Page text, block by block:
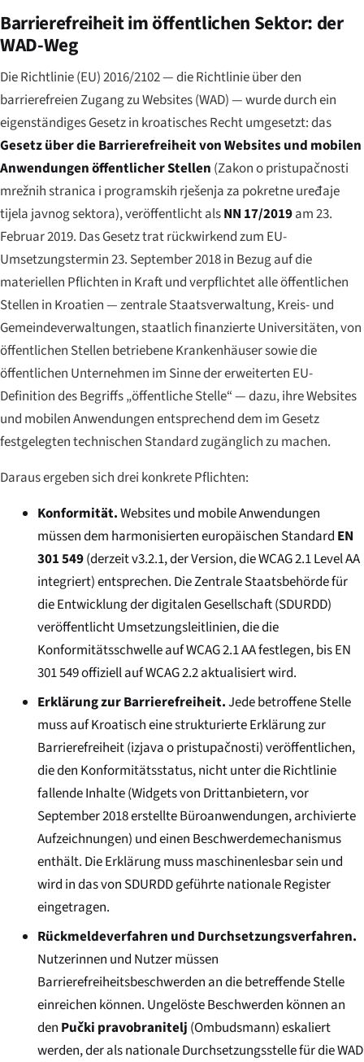
Barrierefreiheit im öffentlichen Sektor: der
WAD-Weg
Die Richtlinie (EU) 2016/2102 — die Richtlinie über den
barrierefreien Zugang zu Websites (WAD) — wurde durch ein
eigenständiges Gesetz in kroatisches Recht umgesetzt: das
Gesetz über die Barrierefreiheit von Websites und mobilen
Anwendungen öffentlicher Stellen (Zakon o pristupačnosti
mrežnih stranica i programskih rješenja za pokretne uređaje
tijela javnog sektora), veröffentlicht alsNN 17/2019am 23.
Februar 2019. Das Gesetz trat rückwirkend zum EU-
Umsetzungstermin 23. September 2018 in Bezug auf die
materiellen Pflichten in Kraft und verpflichtet alle öffentlichen
Stellen in Kroatien — zentrale Staatsverwaltung, Kreis- und
Gemeindeverwaltungen, staatlich finanzierte Universitäten, von
öffentlichen Stellen betriebene Krankenhäuser sowie die
öffentlichen Unternehmen im Sinne der erweiterten EU-
Definition des Begriffs „öffentliche Stelle“ — dazu, ihre Websites
und mobilen Anwendungen entsprechend dem im Gesetz
festgelegten technischen Standard zugänglich zu machen.
Daraus ergeben sich drei konkrete Pflichten:
Konformität.Websites und mobile Anwendungen
müssen dem harmonisierten europäischen Standard EN
301 549(derzeit v3.2.1, der Version, die WCAG 2.1 Level AA
integriert) entsprechen. Die Zentrale Staatsbehörde für
die Entwicklung der digitalen Gesellschaft (SDURDD)
veröffentlicht Umsetzungsleitlinien, die die
Konformitätsschwelle auf WCAG 2.1 AA festlegen, bis EN
301 549 offiziell auf WCAG 2.2 aktualisiert wird.
Erklärung zur Barrierefreiheit.Jede betroffene Stelle
muss auf Kroatisch eine strukturierte Erklärung zur
Barrierefreiheit (izjava o pristupačnosti) veröffentlichen,
die den Konformitätsstatus, nicht unter die Richtlinie
fallende Inhalte (Widgets von Drittanbietern, vor
September 2018 erstellte Büroanwendungen, archivierte
Aufzeichnungen) und einen Beschwerdemechanismus
enthält. Die Erklärung muss maschinenlesbar sein und
wird in das von SDURDD geführte nationale Register
eingetragen.
Rückmeldeverfahren und Durchsetzungsverfahren.
Nutzerinnen und Nutzer müssen
Barrierefreiheitsbeschwerden an die betreffende Stelle
einreichen können. Ungelöste Beschwerden können an
den Pučki pravobranitelj (Ombudsmann) eskaliert
werden, der als nationale Durchsetzungsstelle für die WAD